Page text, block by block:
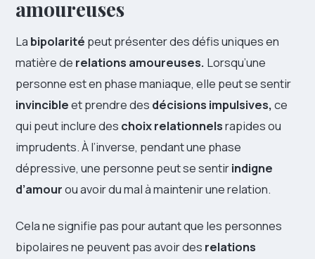
amoureuses
La bipolarité peut présenter des défis uniques en
matière de relations amoureuses. Lorsqu’une
personne est en phase maniaque, elle peut se sentir
invincibleet prendre des décisions impulsives, ce
qui peut inclure des choix relationnelsrapides ou
imprudents. À l’inverse, pendant une phase
dépressive, une personne peut se sentirindigne
d’amourou avoir du mal à maintenir une relation.
Cela ne signifie pas pour autant que les personnes
bipolaires ne peuvent pas avoir des relations